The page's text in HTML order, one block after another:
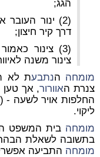
הגג;
(2) ינור
דרך קיר חיצון;
צינור משנה
מומחה הנתבעת לא
צנרת האוורור, אך טען
החלפות אויר לשעה -
ליקוי.
מומחה בית המשפט
בתשובה לשאלת
מומחה התביעה אפשרי בעלות